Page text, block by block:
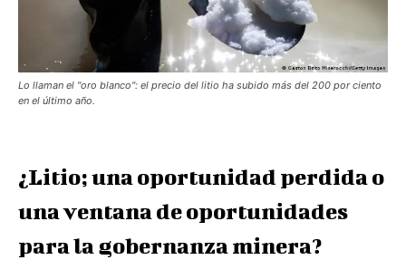
Lo llaman el "oro blanco": el precio del litio ha subido más del 200 por ciento
en el último año.
¿Litio; una oportunidad perdida o
una ventana de oportunidades
para la gobernanza minera?